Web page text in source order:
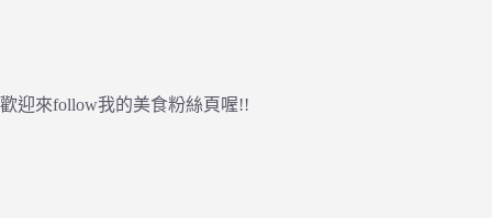
歡迎來follow我的美食粉絲頁喔!!